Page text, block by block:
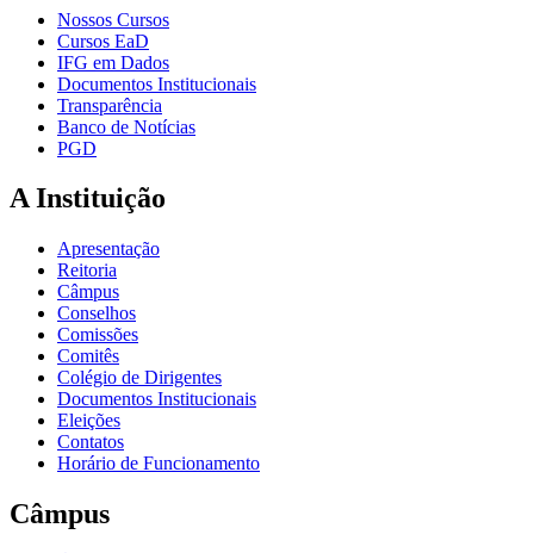
Nossos Cursos
Cursos EaD
IFG em Dados
Documentos Institucionais
Transparência
Banco de Notícias
PGD
A Instituição
Apresentação
Reitoria
Câmpus
Conselhos
Comissões
Comitês
Colégio de Dirigentes
Documentos Institucionais
Eleições
Contatos
Horário de Funcionamento
Câmpus